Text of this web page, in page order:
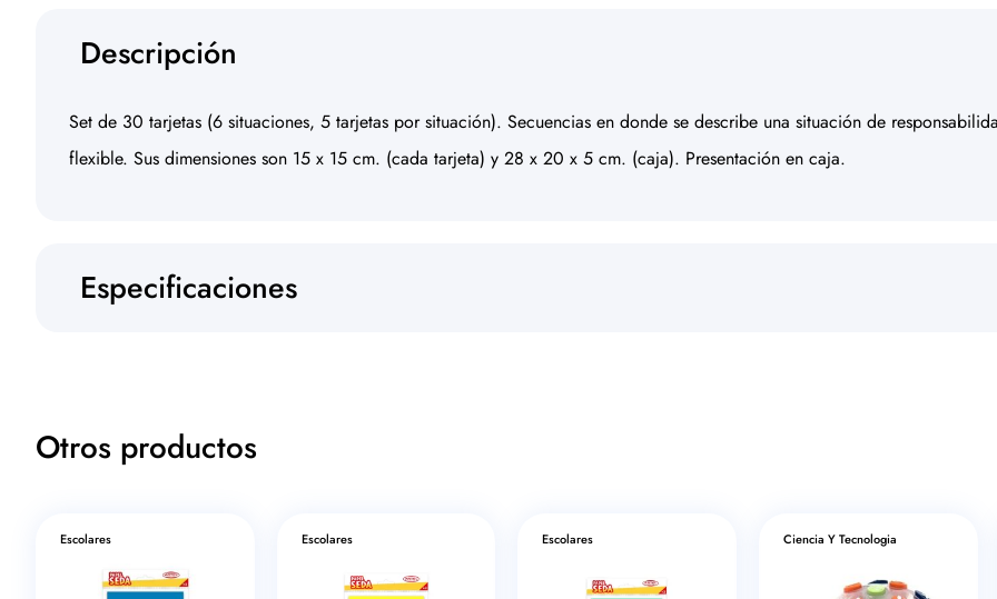
Descripción
Set de 30 tarjetas (6 situaciones, 5 tarjetas por situación). Secuencias en donde se describe una situación de
flexible. Sus dimensiones son 15 x 15 cm. (cada tarjeta) y 28 x 20 x 5 cm. (caja). Presentación en caja.
Especificaciones
Otros productos
Escolares Escolares Escolares Ciencia Y Tecnologia